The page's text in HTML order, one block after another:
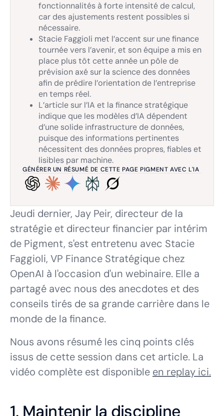
fonctionnalités à forte intensité de calcul,
car des ajustements restent possibles si
nécessaire.
Stacie Faggioli met l’accent sur une finance
tournée vers l’avenir, et son équipe a mis en
place plus tôt cette année un pôle de
prévision axé sur la science des données
afin de prédire l’orientation de l’entreprise
en temps réel.
L’article sur l’IA et la finance stratégique
indique que les modèles d’IA dépendent
d’une solide infrastructure de données,
puisque des informations pertinentes
nécessitent des données propres, fiables et
lisibles par machine.
GÉNÉRER UN RÉSUMÉ DE CETTE PAGE PIGMENT AVEC L'IA
Jeudi dernier, Jay Peir, directeur de la
stratégie et directeur financier par intérim
de Pigment, s'est entretenu avec Stacie
Faggioli, VP Finance Stratégique chez
OpenAI à l'occasion d'un webinaire. Elle a
partagé avec nous des anecdotes et des
conseils tirés de sa grande carrière dans le
monde de la finance.
Nous avons résumé les cinq points clés
issus de cette session dans cet article. La
vidéo complète est disponible en replay ici.
1. Maintenir la discipline